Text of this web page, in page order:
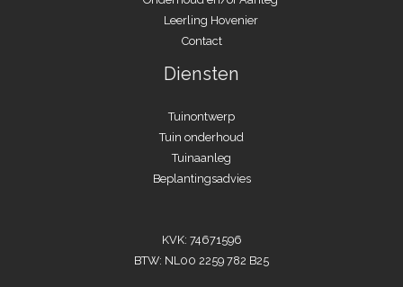
Leerling Hovenier
Contact
Diensten
Tuinontwerp
Tuin onderhoud
Tuinaanleg
Beplantingsadvies
KVK: 74671596
BTW: NL00 2259 782 B25